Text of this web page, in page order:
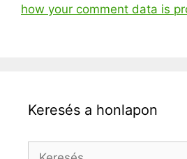
how your comment data is
Keresés a honlapon
Keresés: